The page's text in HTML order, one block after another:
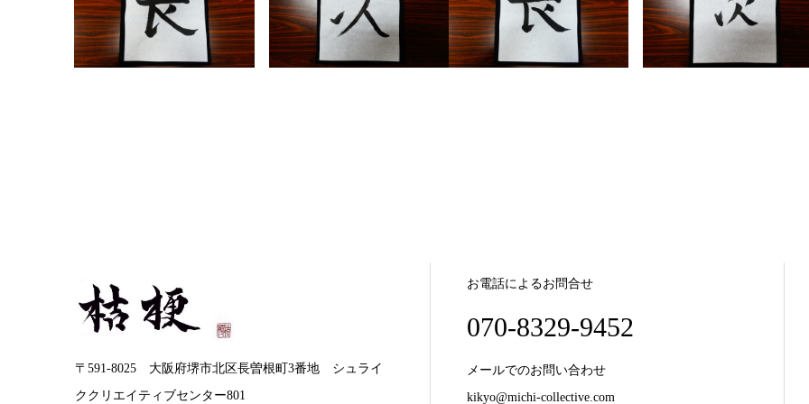
〒591-8025 大阪府堺市北区長曽根町3番地 シュライ
ククリエイティブセンター801
お電話によるお問合せ
070-8329-9452
メールでのお問い合わせ
kikyo@michi-collective.com